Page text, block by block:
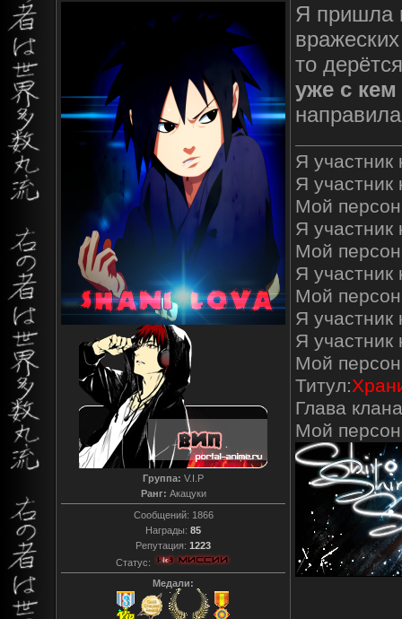
Группа: V.I.P
Ранг: Акацуки
Сообщений: 1866
Награды: 85
Репутация: 1223
Статус:
Медали:
Я пришла
то
уже с кем
Я участник
Я участник
Мой
Я участник
Мой
Я участник
Мой
Я участник
Я участник
Мой
Титул:
Глава
Мой